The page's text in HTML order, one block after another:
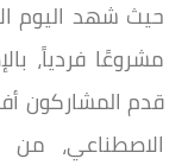
قدم المشاركون
الاصطناعي، من